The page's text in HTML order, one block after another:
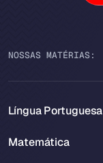
NOSSAS MATÉRIAS:
Língua Portuguesa
Matemática